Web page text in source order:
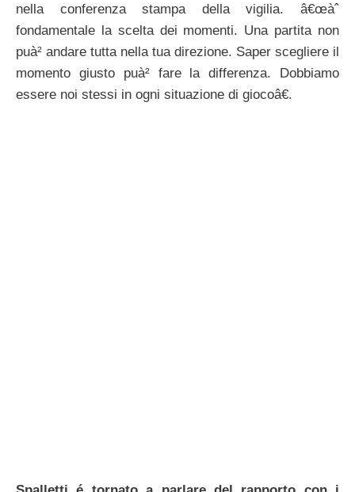
nella conferenza stampa della vigilia. â€œàˆ
fondamentale la scelta dei momenti. Una partita non
puà² andare tutta nella tua direzione. Saper scegliere il
momento giusto puà² fare la differenza. Dobbiamo
essere noi stessi in ogni situazione di giocoâ€.